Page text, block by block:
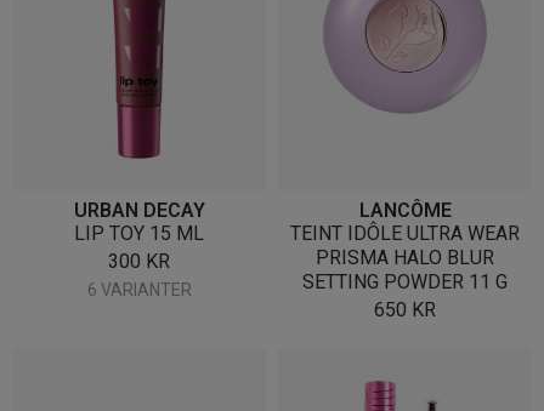
URBAN DECAY
LIP TOY 15 ML
300 KR
6 VARIANTER
LANCÔME
TEINT IDÔLE ULTRA WEAR
PRISMA HALO BLUR
SETTING POWDER 11 G
650 KR